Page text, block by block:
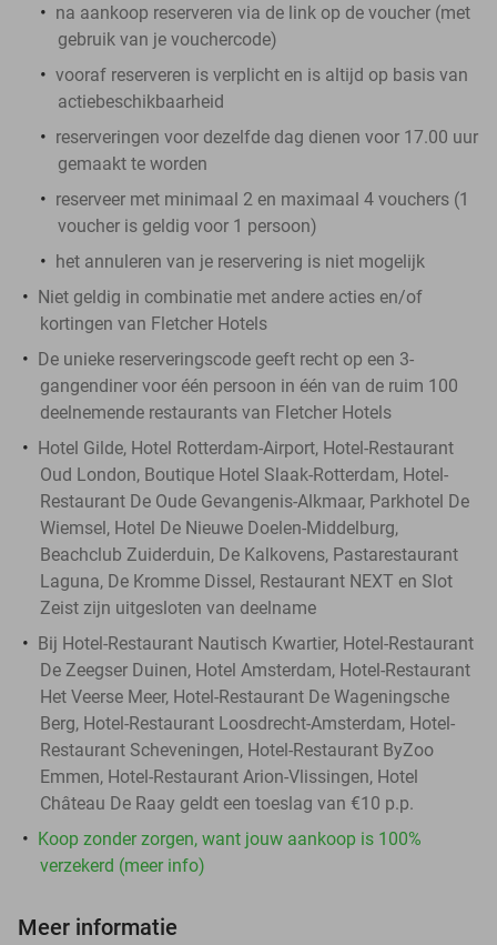
na aankoop reserveren via de link op de voucher (met
gebruik van je vouchercode)
vooraf reserveren is verplicht en is altijd op basis van
actiebeschikbaarheid
reserveringen voor dezelfde dag dienen voor 17.00 uur
gemaakt te worden
reserveer met minimaal 2 en maximaal 4 vouchers (1
voucher is geldig voor 1 persoon)
het annuleren van je reservering is niet mogelijk
Niet geldig in combinatie met andere acties en/of
kortingen van Fletcher Hotels
De unieke reserveringscode geeft recht op een 3-
gangendiner voor één persoon in één van de ruim 100
deelnemende restaurants van Fletcher Hotels
Hotel Gilde, Hotel Rotterdam-Airport, Hotel-Restaurant
Oud London, Boutique Hotel Slaak-Rotterdam, Hotel-
Restaurant De Oude Gevangenis-Alkmaar, Parkhotel De
Wiemsel, Hotel De Nieuwe Doelen-Middelburg,
Beachclub Zuiderduin, De Kalkovens, Pastarestaurant
Laguna, De Kromme Dissel, Restaurant NEXT en Slot
Zeist zijn uitgesloten van deelname
Bij Hotel-Restaurant Nautisch Kwartier, Hotel-Restaurant
De Zeegser Duinen, Hotel Amsterdam, Hotel-Restaurant
Het Veerse Meer, Hotel-Restaurant De Wageningsche
Berg, Hotel-Restaurant Loosdrecht-Amsterdam, Hotel-
Restaurant Scheveningen, Hotel-Restaurant ByZoo
Emmen, Hotel-Restaurant Arion-Vlissingen, Hotel
Château De Raay geldt een toeslag van €10 p.p.
Koop zonder zorgen, want jouw aankoop is 100%
verzekerd (meer info)
Meer informatie